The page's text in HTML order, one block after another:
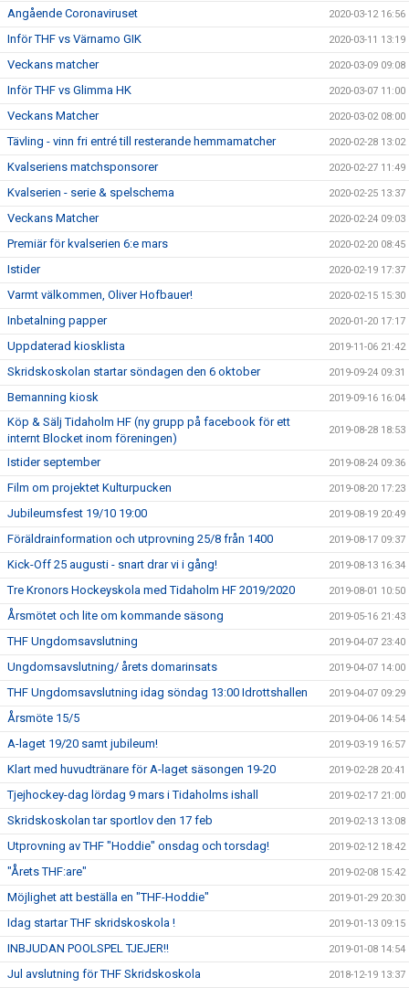
Angående Coronaviruset 2020-03-12 16:56
Inför THF vs Värnamo GIK 2020-03-11 13:19
Veckans matcher 2020-03-09 09:08
Inför THF vs Glimma HK 2020-03-07 11:00
Veckans Matcher 2020-03-02 08:00
Tävling - vinn fri entré till resterande hemmamatcher 2020-02-28 13:02
Kvalseriens matchsponsorer 2020-02-27 11:49
Kvalserien - serie & spelschema 2020-02-25 13:37
Veckans Matcher 2020-02-24 09:03
Premiär för kvalserien 6:e mars 2020-02-20 08:45
Istider 2020-02-19 17:37
Varmt välkommen, Oliver Hofbauer! 2020-02-15 15:30
Inbetalning papper 2020-01-20 17:17
Uppdaterad kiosklista 2019-11-06 21:42
Skridskoskolan startar söndagen den 6 oktober 2019-09-24 09:31
Bemanning kiosk 2019-09-16 16:04
Köp & Sälj Tidaholm HF (ny grupp på facebook för ett
internt Blocket inom föreningen)
2019-08-28 18:53
Istider september 2019-08-24 09:36
Film om projektet Kulturpucken 2019-08-20 17:23
Jubileumsfest 19/10 19:00 2019-08-19 20:49
Föräldrainformation och utprovning 25/8 från 1400 2019-08-17 09:37
Kick-Off 25 augusti - snart drar vi i gång! 2019-08-13 16:34
Tre Kronors Hockeyskola med Tidaholm HF 2019/2020 2019-08-01 10:50
Årsmötet och lite om kommande säsong 2019-05-16 21:43
THF Ungdomsavslutning 2019-04-07 23:40
Ungdomsavslutning/ årets domarinsats 2019-04-07 14:00
THF Ungdomsavslutning idag söndag 13:00 Idrottshallen 2019-04-07 09:29
Årsmöte 15/5 2019-04-06 14:54
A-laget 19/20 samt jubileum! 2019-03-19 16:57
Klart med huvudtränare för A-laget säsongen 19-20 2019-02-28 20:41
Tjejhockey-dag lördag 9 mars i Tidaholms ishall 2019-02-17 21:00
Skridskoskolan tar sportlov den 17 feb 2019-02-13 13:08
Utprovning av THF "Hoddie" onsdag och torsdag! 2019-02-12 18:42
"Årets THF:are" 2019-02-08 15:42
Möjlighet att beställa en "THF-Hoddie" 2019-01-29 20:30
Idag startar THF skridskoskola ! 2019-01-13 09:15
INBJUDAN POOLSPEL TJEJER!! 2019-01-08 14:54
Jul avslutning för THF Skridskoskola 2018-12-19 13:37